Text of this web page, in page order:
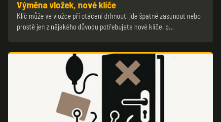
Výměna vložek, nové klíče
Klíč může ve vložce při otáčení drhnout, jde špatně zasunout nebo
prostě jen z nějakého důvodu potřebujete nové klíče, p…